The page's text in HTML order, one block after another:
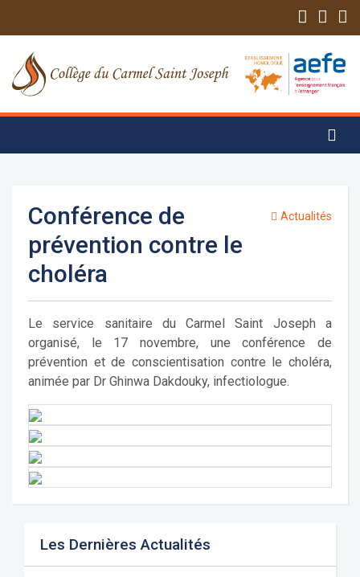
Conférence de
prévention contre le
choléra
Actualités
Le service sanitaire du Carmel Saint Joseph a
organisé, le 17 novembre, une conférence de
prévention et de conscientisation contre le choléra,
animée par Dr Ghinwa Dakdouky, infectiologue.
Les Dernières Actualités